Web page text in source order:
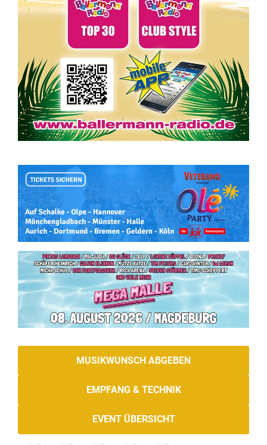
MUSIKWUNSCH ABGEBEN
EMPFANG & TECHNIK
EVENT ÜBERSICHT